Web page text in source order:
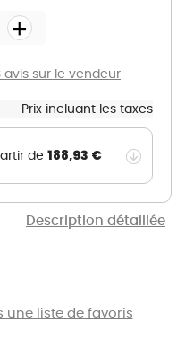
Description détaillée
Prix incluant les taxes
avis sur le vendeur
+
de 188,93 €
une liste de favoris